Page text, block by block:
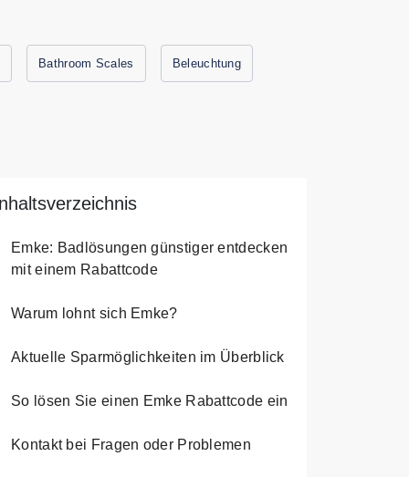
Emke: Badlösungen günstiger entdecken
mit einem Rabattcode
Warum lohnt sich Emke?
Aktuelle Sparmöglichkeiten im Überblick
So lösen Sie einen Emke Rabattcode ein
Kontakt bei Fragen oder Problemen
Bathroom Scales Beleuchtung